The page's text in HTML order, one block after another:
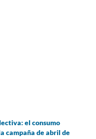
el consumo
campaña de abril de